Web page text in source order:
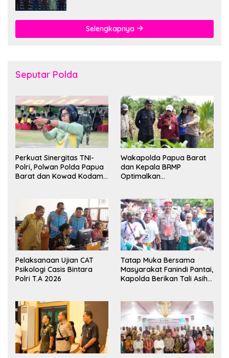
Selengkapnya
Seputar Polda
Perkuat Sinergitas TNI-
Polri, Polwan Polda Papua
Barat dan Kowad Kodam
Persahabatan
Wakapolda Papua Barat
dan Kepala BRMP
Optimalkan
Pangan Papua Barat
Pelaksanaan Ujian CAT
Psikologi Casis Bintara
Polri T.A 2026
Tatap Muka Bersama
Masyarakat Fanindi Pantai,
Kapolda Berikan Tali Asih